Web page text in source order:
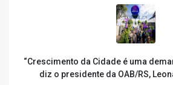
“Crescimento da Cidade é uma
diz o presidente da OAB/RS,